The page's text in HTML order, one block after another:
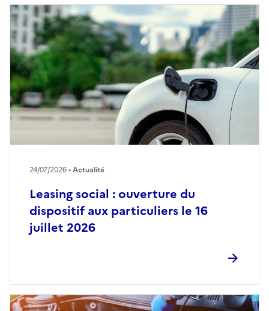
Leasing social : ouverture du
dispositif aux particuliers le 16
juillet 2026
24/07/2026 •Actualité